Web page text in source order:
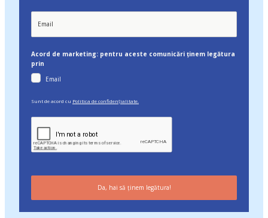
Acord de marketing: pentru aceste comunicări ținem legătura
prin
Email
Sunt de acord cu Politica de confidențialitate.
Da, hai să ținem legătura!